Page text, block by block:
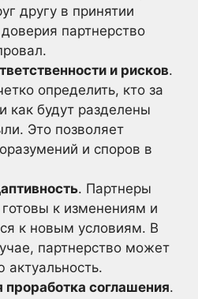
другу в принятии
партнерство
и рисков.
определить, кто за
как будут разделены
Это позволяет
и споров в
. Партнеры
к изменениям и
к новым условиям. В
партнерство может
актуальность.
соглашения.